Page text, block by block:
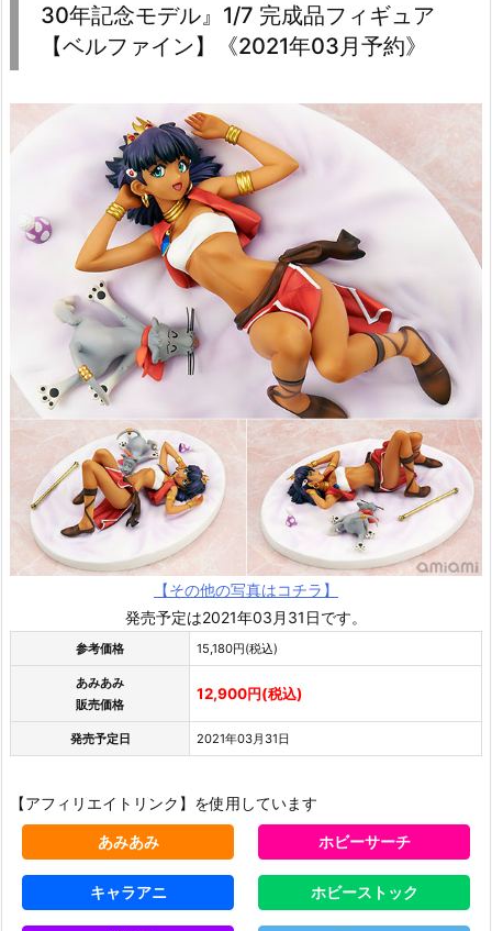
30年記念モデル』1/7 完成品フィギュア
【ベルファイン】《2021年03月予約》
【その他の写真はコチラ】
発売予定は2021年03月31日です。
参考価格 15,180円(税込)
あみあみ
販売価格
12,900円(税込)
発売予定日 2021年03月31日
【アフィリエイトリンク】を使用しています
あみあみ ホビーサーチ
キャラアニ ホビーストック